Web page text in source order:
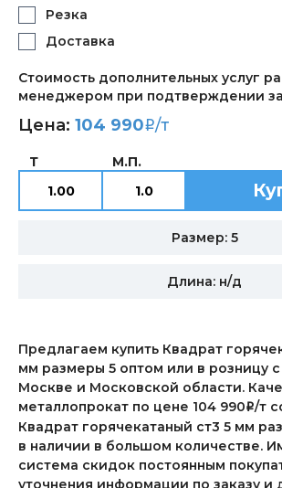
Резка
Доставка
Стоимость дополнительных услуг
менеджером при подтверждении
Цена: 104 990i/т
Т М.П.
Размер: 5
Длина: н/д
Предлагаем купить Квадрат
мм размеры 5 оптом или в розницу
Москве и Московской области.
металлопрокат по цене 104 990i/т
Квадрат горячекатаный ст3 5 мм
в наличии в большом количестве.
система скидок постоянным
уточнения информации по заказу и